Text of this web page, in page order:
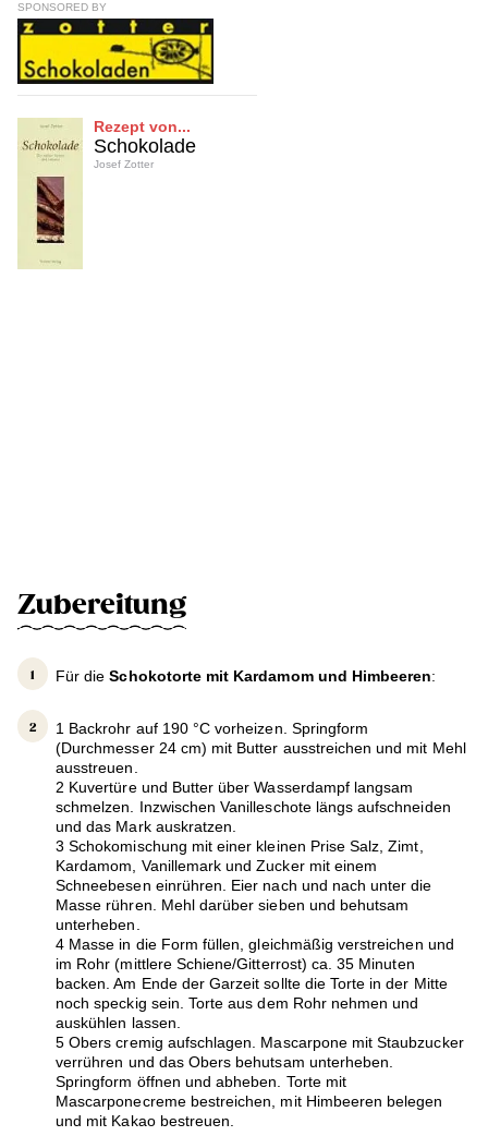
SPONSORED BY
Rezept von...
Schokolade
Josef Zotter
Zubereitung
Für dieSchokotorte mit Kardamom und Himbeeren:
1 Backrohr auf 190 °C vorheizen. Springform
(Durchmesser 24 cm) mit Butter ausstreichen und mit Mehl
ausstreuen.
2 Kuvertüre und Butter über Wasserdampf langsam
schmelzen. Inzwischen Vanilleschote längs aufschneiden
und das Mark auskratzen.
3 Schokomischung mit einer kleinen Prise Salz, Zimt,
Kardamom, Vanillemark und Zucker mit einem
Schneebesen einrühren. Eier nach und nach unter die
Masse rühren. Mehl darüber sieben und behutsam
unterheben.
4 Masse in die Form füllen, gleichmäßig verstreichen und
im Rohr (mittlere Schiene/Gitterrost) ca. 35 Minuten
backen. Am Ende der Garzeit sollte die Torte in der Mitte
noch speckig sein. Torte aus dem Rohr nehmen und
auskühlen lassen.
5 Obers cremig aufschlagen. Mascarpone mit Staubzucker
verrühren und das Obers behutsam unterheben.
Springform öffnen und abheben. Torte mit
Mascarponecreme bestreichen, mit Himbeeren belegen
und mit Kakao bestreuen.